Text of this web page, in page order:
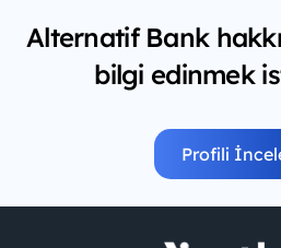
Alternatif Bank
bilgi edinmek
Profili